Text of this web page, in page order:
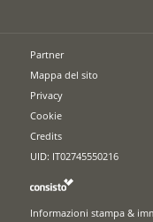
Partner
Mappa del sito
Privacy
Cookie
Credits
UID: IT02745550216
Informazioni stampa &